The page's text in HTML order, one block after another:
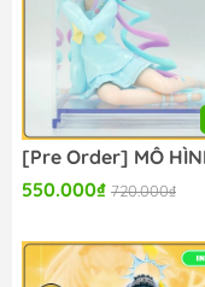
550.000₫ 720.000₫